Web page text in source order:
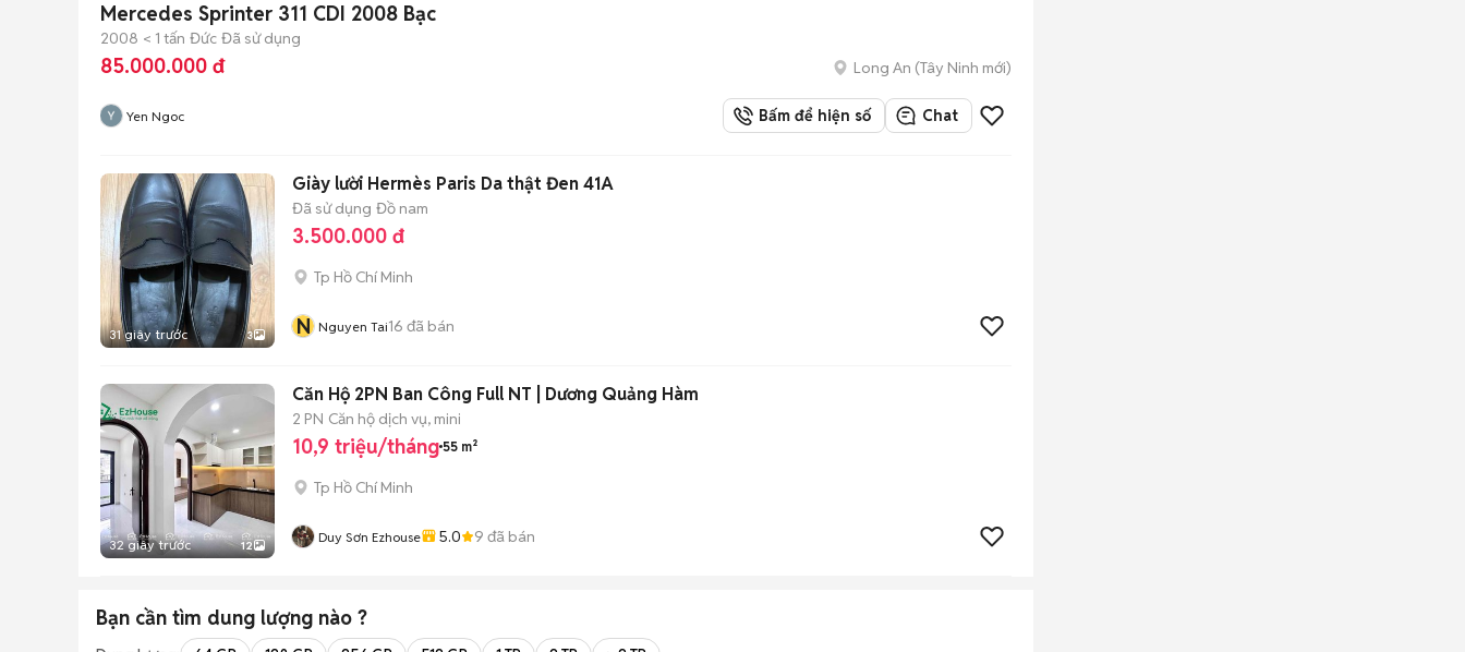
Mercedes Sprinter 311 CDI 2008 Bạc
2008 < 1 tấn Đức Đã sử dụng
85.000.000 đ Long An (Tây Ninh mới)
Yen Ngoc Bấm để hiện số Chat
31 giây trước 3
Giày lười Hermès Paris Da thật Đen 41A
Đã sử dụng Đồ nam
3.500.000 đ
Tp Hồ Chí Minh
N Nguyen Tai16 đã bán
32 giây trước 12
Căn Hộ 2PN Ban Công Full NT | Dương Quảng Hàm
2 PN Căn hộ dịch vụ, mini
10,9 triệu/tháng 55 m²
Tp Hồ Chí Minh
Duy Sơn Ezhouse 5.0 9 đã bán
Bạn cần tìm dung lượng nào ?